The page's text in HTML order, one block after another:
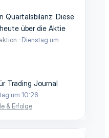
Quartalsbilanz: Diese
über die Aktie
Dienstag um
Trading Journal
um 10:26
& Erfolge